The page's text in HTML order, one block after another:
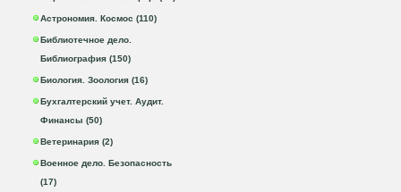
Астрономия. Космос (110)
Библиотечное дело.
Библиография (150)
Биология. Зоология (16)
Бухгалтерский учет. Аудит.
Финансы (50)
Ветеринария (2)
Военное дело. Безопасность
(17)